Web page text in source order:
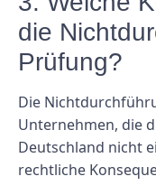
die
Prüfung?
Die
Unternehmen, die
Deutschland nicht
rechtliche